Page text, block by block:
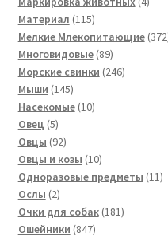
Материал 115115
товаров
Мелкие Млекопитающие 372
Многовидовые 8989
товаров
Морские свинки 246246
Мыши 145145
товаров
Насекомые 1010
Овец 55
товаров
Овцы 9292
товара
Овцы и козы 1010
товаров
Одноразовые предметы 1111
Ослы 22
товара
Очки для собак 181181
Ошейники 847847